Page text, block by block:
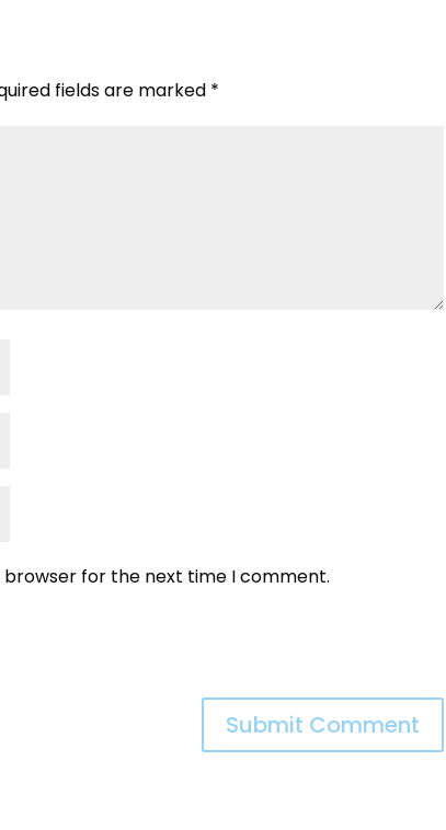
fields are marked *
browser for the next time I comment.
Submit Comment